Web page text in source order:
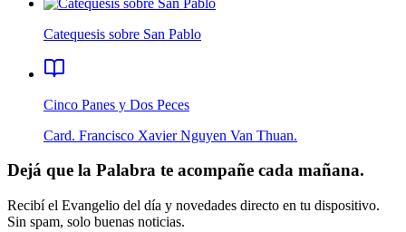
Catequesis sobre San Pablo
Cinco Panes y Dos Peces
Card. Francisco Xavier Nguyen Van Thuan.
Dejá que la Palabra te acompañe cada mañana.
Recibí el Evangelio del día y novedades directo en tu dispositivo.
Sin spam, solo buenas noticias.